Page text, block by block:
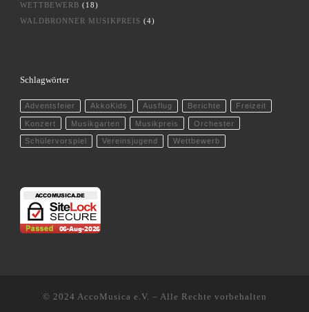
WETTBEWERB (18)
WALDBRONNER MUSIKPREIS (4)
Schlagwörter
Adventsfeier AkkoKids Ausflug Berichte Freizeit
Konzert Musikgarten Musikpreis Orchester
Schülervorspiel Vereinsjugend Wettbewerb
© 2024 AccoMusica e.V. – Alle Rechte vorbehalten